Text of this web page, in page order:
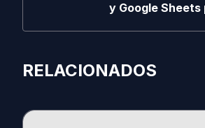
y Google
RELACIONADOS